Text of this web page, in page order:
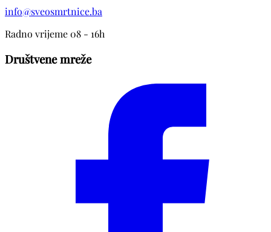
info@sveosmrtnice.ba
Radno vrijeme 08 - 16h
Društvene mreže